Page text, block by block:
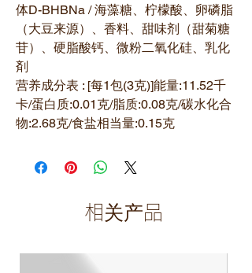
体D-BHBNa / 海藻糖、柠檬酸、卵磷脂
（大豆来源）、香料、甜味剂（甜菊糖
苷）、硬脂酸钙、微粉二氧化硅、乳化
剤
营养成分表 : [每1包(3克)]能量:11.52千
卡/蛋白质:0.01克/脂质:0.08克/碳水化合
物:2.68克/食盐相当量:0.15克
相关产品